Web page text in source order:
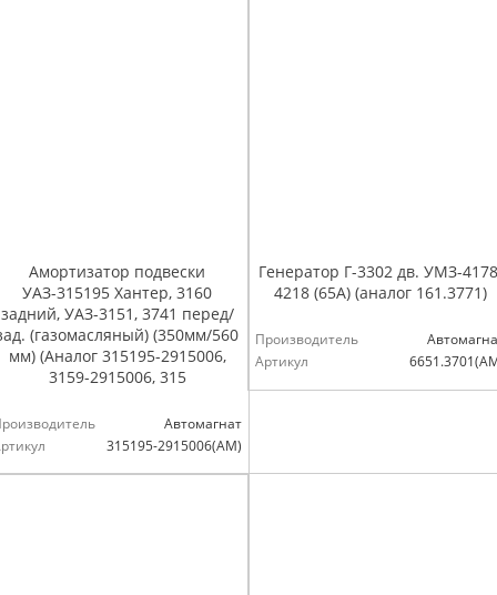
Амортизатор подвески
УАЗ-315195 Хантер, 3160
задний, УАЗ-3151, 3741 перед/
(газомасляный) (350мм/560
мм) (Аналог 315195-2915006,
3159-2915006, 315
Автомагнат
315195-2915006(АМ)
Генератор Г-3302 дв. УМЗ-
4218 (65А) (аналог 161.3771)
Производитель
Артикул